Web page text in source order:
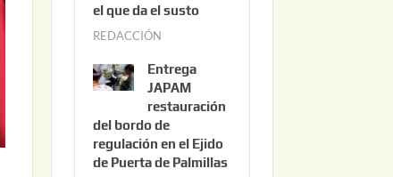
el que da el susto
REDACCIÓN
o
s
t
o
3
Entrega
JAPAM
restauración
del bordo de
regulación en el Ejido
de Puerta de Palmillas